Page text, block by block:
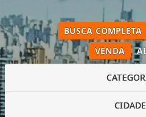
VENDA
BUSCA COMPLETA